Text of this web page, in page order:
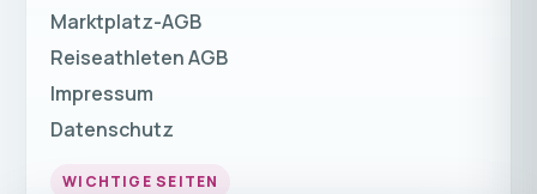
Marktplatz-AGB
Reiseathleten AGB
Impressum
Datenschutz
WICHTIGE SEITEN